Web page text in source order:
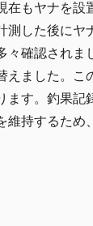
もヤナを設
測した後にヤ
々確認されま
ました。こ
ます。釣果記
維持するため